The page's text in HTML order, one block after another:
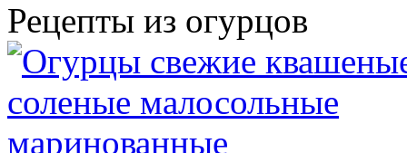
Рецепты из огурцов